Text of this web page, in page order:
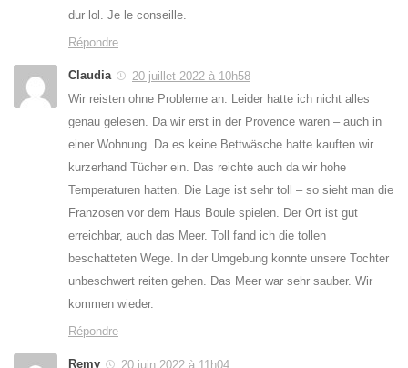
dur lol. Je le conseille.
Répondre
Claudia
20 juillet 2022 à 10h58
Wir reisten ohne Probleme an. Leider hatte ich nicht alles
genau gelesen. Da wir erst in der Provence waren – auch in
einer Wohnung. Da es keine Bettwäsche hatte kauften wir
kurzerhand Tücher ein. Das reichte auch da wir hohe
Temperaturen hatten. Die Lage ist sehr toll – so sieht man die
Franzosen vor dem Haus Boule spielen. Der Ort ist gut
erreichbar, auch das Meer. Toll fand ich die tollen
beschatteten Wege. In der Umgebung konnte unsere Tochter
unbeschwert reiten gehen. Das Meer war sehr sauber. Wir
kommen wieder.
Répondre
Remy
20 juin 2022 à 11h04